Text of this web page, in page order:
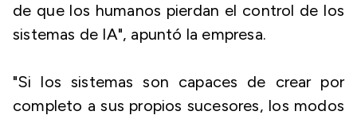
de que los humanos pierdan el control de los
sistemas de IA", apuntó la empresa.
"Si los sistemas son capaces de crear por
completo a sus propios sucesores, los modos